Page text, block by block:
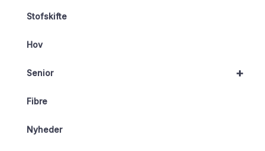
Stofskifte
Hov
+
Senior
Fibre
Nyheder